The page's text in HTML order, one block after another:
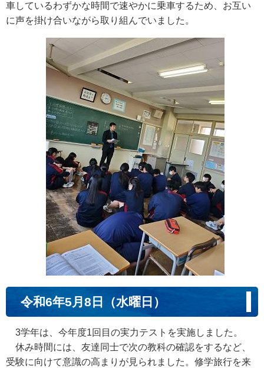
車しているわずかな時間で速やかに乗車するため、お互い
に声を掛け合いながら取り組んでいました。
令和6年5月8日（水曜日）
3学年は、今年度1回目の実力テストを実施しました。
休み時間には、友達同士で次の教科の確認をするなど、
受験に向けて意識の高まりが見られました。修学旅行を来